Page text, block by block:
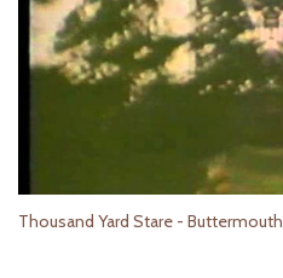
Thousand Yard Stare - Buttermouth